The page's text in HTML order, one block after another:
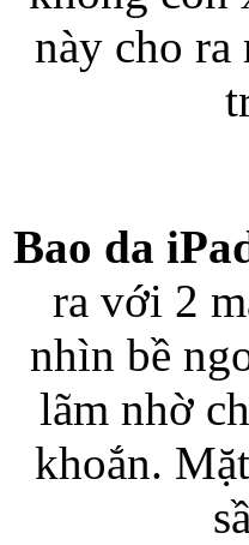
này cho
Bao da
ra với 2
nhìn bề
lãm nhờ
khoắn.